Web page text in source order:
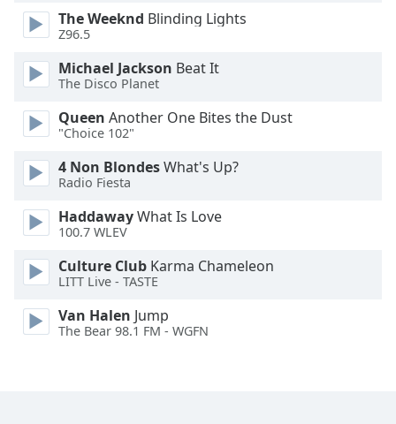
Font
Done
Modal
Dialog
End
dialog
The Weeknd Blinding Lights
Z96.5
Michael Jackson Beat It
The Disco Planet
Queen Another One Bites the Dust
"Choice 102"
4 Non BlondesWhat's Up?
Radio Fiesta
HaddawayWhat Is Love
100.7 WLEV
Culture Club Karma Chameleon
LITT Live - TASTE
Van Halen Jump
The Bear 98.1 FM - WGFN